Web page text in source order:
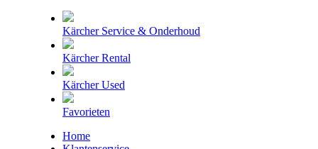
Kärcher Service & Onderhoud
Kärcher Rental
Kärcher Used
Favorieten
Home